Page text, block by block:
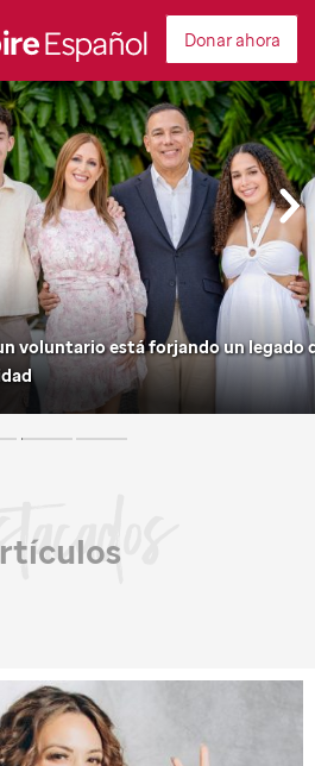
forjando un legado de
Donar ahora